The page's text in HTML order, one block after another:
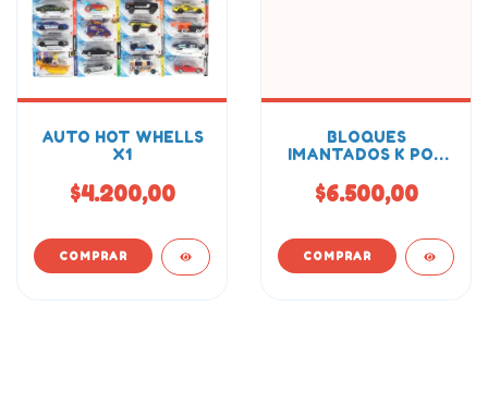
AUTO HOT WHELLS
X1
$4.200,00
BLOQUES
IMANTADOS K POP
20PCS
$6.500,00